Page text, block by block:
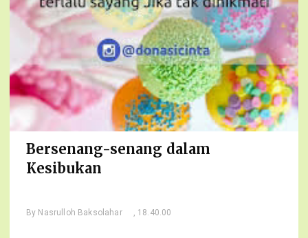
Bersenang-senang dalam
Kesibukan
By Nasrulloh Baksolahar , 18.40.00